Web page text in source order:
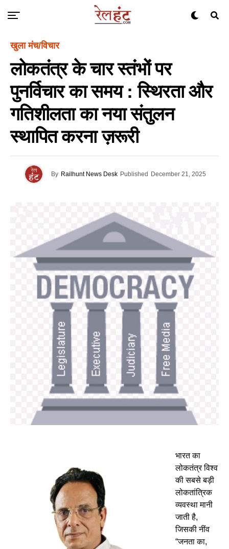
खुला मंच/विचार
लोकतंत्र के चार स्तंभों पर
पुनर्विचार का समय : स्थिरता और
गतिशीलता का नया संतुलन
स्थापित करना ज़रूरी
By Railhunt News Desk Published December 21, 2025
भारत का
लोकतंत्र विश्व
की सबसे बड़ी
लोकतांत्रिक
व्यवस्था मानी
जाती है,
जिसकी नींव
“जनता का,